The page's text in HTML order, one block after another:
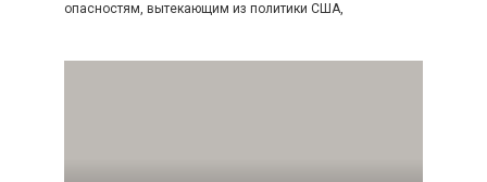
опасностям, вытекающим из политики США,